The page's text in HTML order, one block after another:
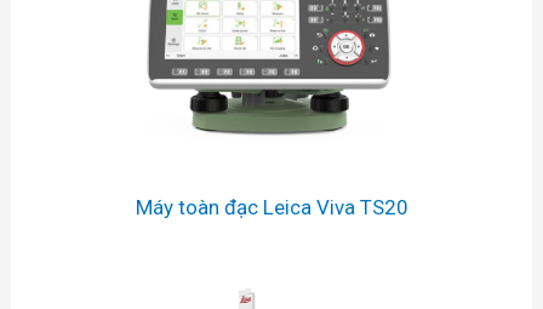
Máy toàn đạc Leica Viva TS20